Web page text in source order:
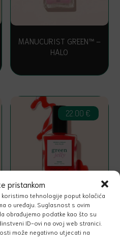
pristankom
tehnologije poput kolačića
o uređaju. Suglasnost s ovim
obrađujemo podatke kao što su
ID-ovi na ovoj web stranici.
može negativno utjecati na
MANUCURIST GREEN™ –
HALO
MANUCURIST GREEN™ –
TWIZZLE JELLY
22.00 €